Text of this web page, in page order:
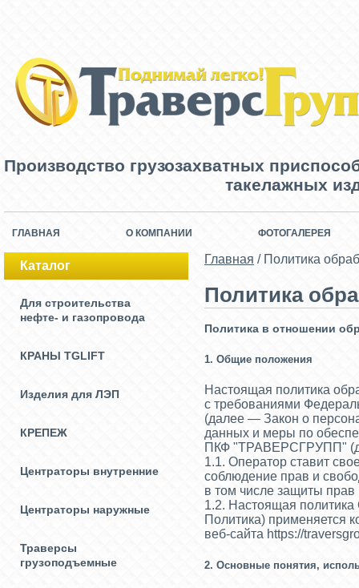
Производство грузозахватных
такелажных
ГЛАВНАЯ О КОМПАНИИ ФОТОГАЛЕРЕЯ
Каталог
Для строительства
нефте- и газопровода
КРАНЫ TGLIFT
Изделия для ЛЭП
КРЕПЕЖ
Центраторы внутренние
Центраторы наружные
Траверсы
грузоподъемные
Главная / Политика
Политика
Политика в отношении
1. Общие положения
Настоящая политика
с требованиями
(далее — Закон о
данных и меры по
ПКФ "ТРАВЕРСГРУПП"
1.1. Оператор ставит
соблюдение прав и
в том числе защиты прав
1.2. Настоящая
Политика) применяется
веб-сайта https://
2. Основные понятия,